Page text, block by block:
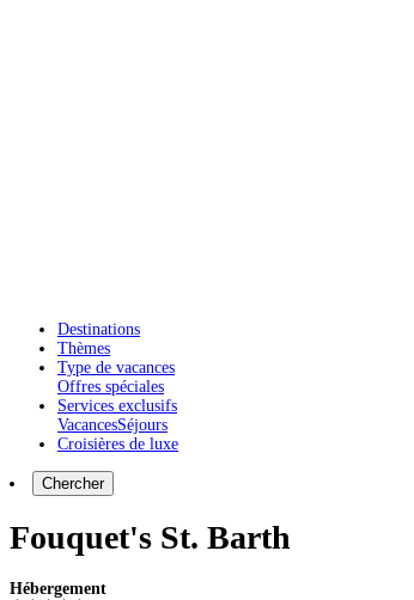
Destinations
Thèmes
Type de vacances
Offres spéciales
Services exclusifs
VacancesSéjours
Croisières de luxe
Chercher
Fouquet's St. Barth
Hébergement